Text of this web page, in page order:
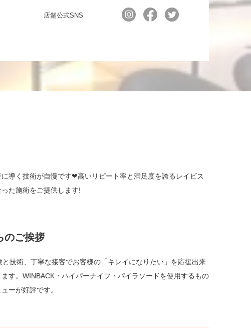
店舗公式SNS
導く技術が自慢です❤高いリピート率と満足度を誇るレイビス
た施術をご提供します!
のご挨拶
技術、丁寧な接客でお客様の「キレイになりたい」を応援出来
す。WINBACK・ハイパーナイフ・パイラソードを使用するもの
ーが好評です。